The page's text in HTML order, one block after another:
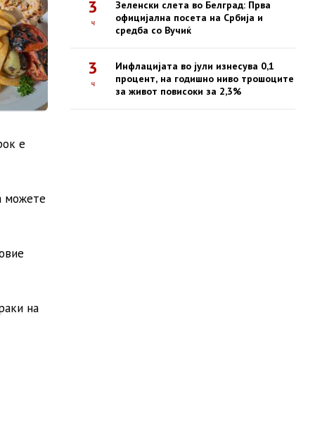
е
можете
на
3
ч
Зеленски слета во Белград: Прва
официјална посета на Србија и
средба со Вучиќ
3
ч
Инфлацијата во јули изнесува 0,1
процент, на годишно ниво трошоците
за живот повисоки за 2,3%